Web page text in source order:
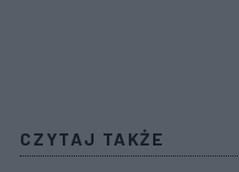
CZYTAJ TAKŻE